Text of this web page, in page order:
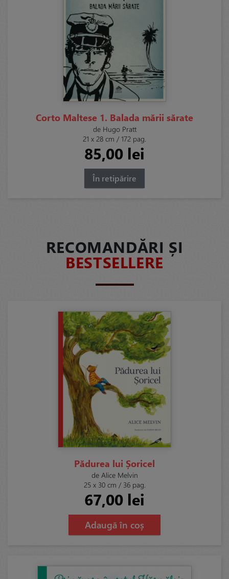
Corto Maltese 1. Balada mării sărate
de Hugo Pratt
21 x 28 cm / 172 pag.
85,00 lei
În retipărire
RECOMANDĂRI ȘI
BESTSELLERE
Pădurea lui Șoricel
de Alice Melvin
25 x 30 cm / 36 pag.
67,00 lei
Adaugă în coș